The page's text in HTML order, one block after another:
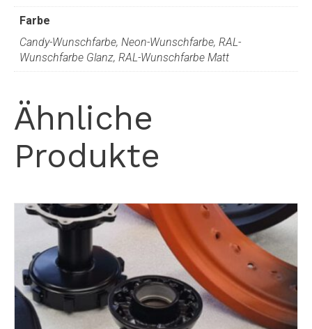
Farbe
Candy-Wunschfarbe, Neon-Wunschfarbe, RAL-
Wunschfarbe Glanz, RAL-Wunschfarbe Matt
Ähnliche
Produkte